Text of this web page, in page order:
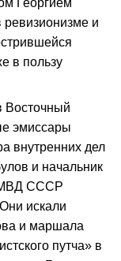
Георгием
и
в пользу
Восточный
эмиссары
внутренних дел
и начальник
МВД СССР
искали
и маршала
путча» в